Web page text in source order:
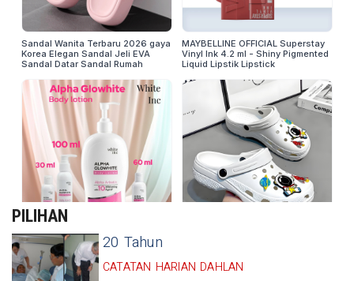
PILIHAN
20 Tahun
CATATAN HARIAN DAHLAN